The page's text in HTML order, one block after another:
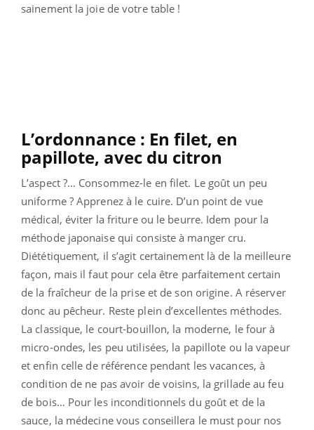
sainement la joie de votre table !
L’ordonnance : En filet, en
papillote, avec du citron
L’aspect ?… Consommez-le en filet. Le goût un peu
uniforme ? Apprenez à le cuire. D’un point de vue
médical, éviter la friture ou le beurre. Idem pour la
méthode japonaise qui consiste à manger cru.
Diététiquement, il s’agit certainement là de la meilleure
façon, mais il faut pour cela être parfaitement certain
de la fraîcheur de la prise et de son origine. A réserver
donc au pêcheur. Reste plein d’excellentes méthodes.
La classique, le court-bouillon, la moderne, le four à
micro-ondes, les peu utilisées, la papillote ou la vapeur
et enfin celle de référence pendant les vacances, à
condition de ne pas avoir de voisins, la grillade au feu
de bois… Pour les inconditionnels du goût et de la
sauce, la médecine vous conseillera le must pour nos